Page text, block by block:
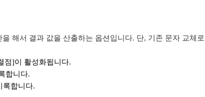
해서 결과 값을 산출하는 옵션입니다. 단, 기존 문자 교체로
점]이 활성화됩니다.
합니다.
록합니다.